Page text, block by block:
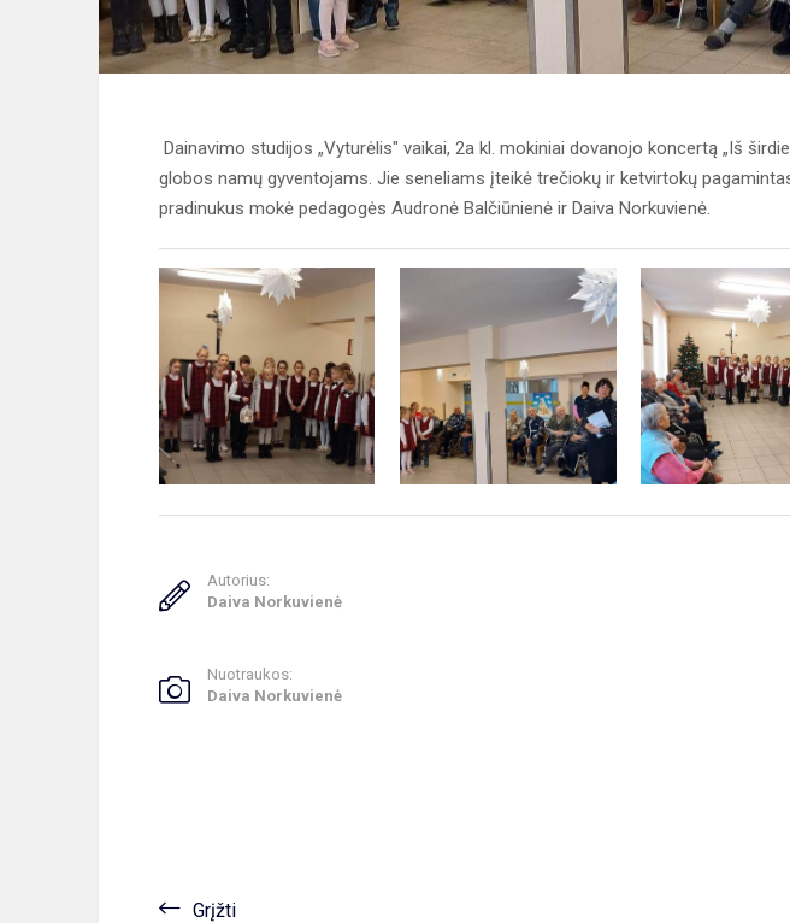
Dainavimo studijos „Vyturėlis" vaikai, 2a kl. mokiniai dovanojo koncertą „Iš
globos namų gyventojams. Jie seneliams įteikė trečiokų ir ketvirtokų
pradinukus mokė pedagogės Audronė Balčiūnienė ir Daiva Norkuvienė.
Autorius:
Daiva Norkuvienė
Nuotraukos:
Daiva Norkuvienė
Grįžti